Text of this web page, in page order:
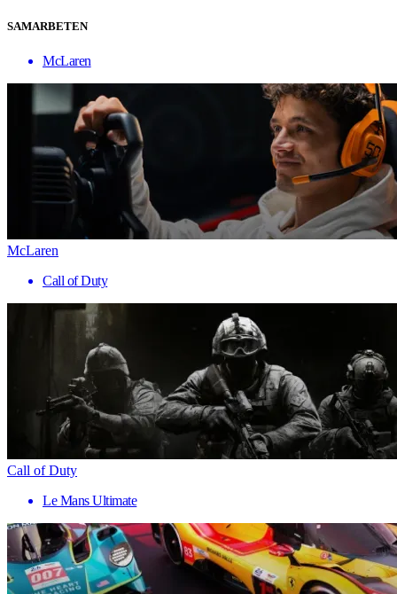
SAMARBETEN
McLaren
McLaren
Call of Duty
Call of Duty
Le Mans Ultimate